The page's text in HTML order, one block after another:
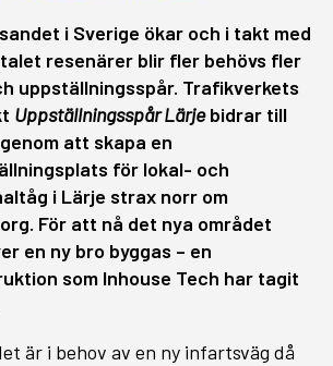
i Sverige ökar och i takt med
resenärer blir fler behövs fler
uppställningsspår. Trafikverkets
Uppställningsspår Lärjebidrar till
att skapa en
för lokal- och
i Lärje strax norr om
För att nå det nya området
en ny bro byggas – en
som Inhouse Tech har tagit
är i behov av en ny infartsväg då